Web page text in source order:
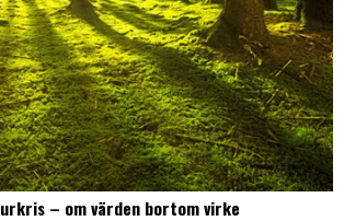
– om värden bortom virke